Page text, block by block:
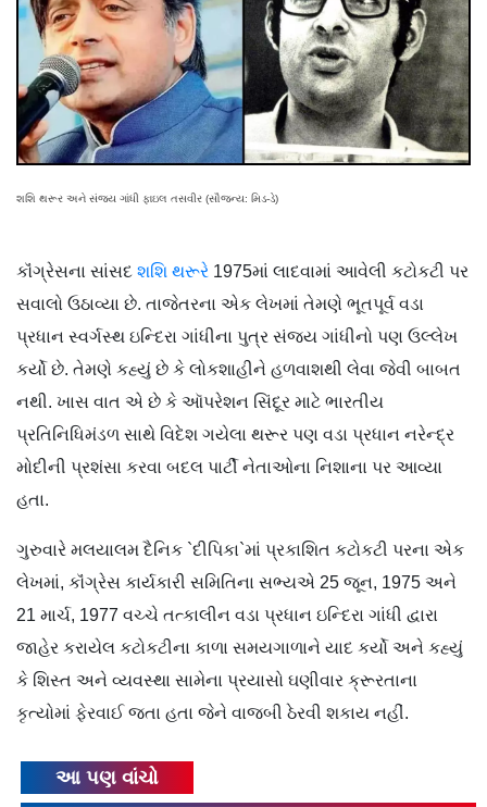
શશિ થરૂર અને સંજય ગાંધી ફાઇલ તસવીર (સૌજન્ય: મિડ-ડે)
કૉંગ્રેસના સાંસદ શશિ થરૂરે 1975માં લાદવામાં આવેલી કટોકટી પર
સવાલો ઉઠાવ્યા છે. તાજેતરના એક લેખમાં તેમણે ભૂતપૂર્વ વડા
પ્રધાન સ્વર્ગસ્થ ઇન્દિરા ગાંધીના પુત્ર સંજય ગાંધીનો પણ ઉલ્લેખ
કર્યો છે. તેમણે કહ્યું છે કે લોકશાહીને હળવાશથી લેવા જેવી બાબત
નથી. ખાસ વાત એ છે કે ઑપરેશન સિંદૂર માટે ભારતીય
પ્રતિનિધિમંડળ સાથે વિદેશ ગયેલા થરૂર પણ વડા પ્રધાન નરેન્દ્ર
મોદીની પ્રશંસા કરવા બદલ પાર્ટી નેતાઓના નિશાના પર આવ્યા
હતા.
ગુરુવારે મલયાલમ દૈનિક `દીપિકા`માં પ્રકાશિત કટોકટી પરના એક
લેખમાં, કૉંગ્રેસ કાર્યકારી સમિતિના સભ્યએ 25 જૂન, 1975 અને
21 માર્ચ, 1977 વચ્ચે તત્કાલીન વડા પ્રધાન ઇન્દિરા ગાંધી દ્વારા
જાહેર કરાયેલ કટોકટીના કાળા સમયગાળાને યાદ કર્યો અને કહ્યું
કે શિસ્ત અને વ્યવસ્થા સામેના પ્રયાસો ઘણીવાર ક્રૂરતાના
કૃત્યોમાં ફેરવાઈ જતા હતા જેને વાજબી ઠેરવી શકાય નહીં.
આ પણ વાંચો